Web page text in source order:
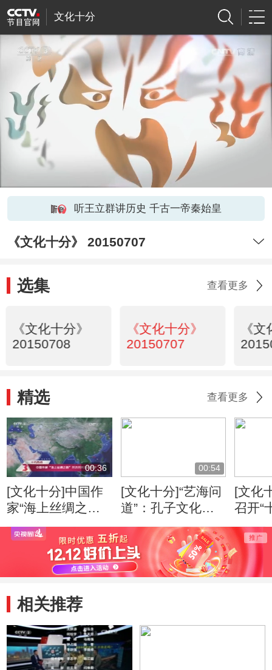
文化十分
听王立群讲历史 千古一帝秦始皇
《文化十分》 20150707
选集 查看更多
《文化十分》
20150708
《文化十分》
20150707
《
精选 查看更多
00:36
[文化十分]中国作
家“海上丝绸之
路”采访采风活动
开启
00:54
[文化十分]“艺海问
道”：孔子文化形
象的当代传播
[文化
召开“
专家
相关推荐